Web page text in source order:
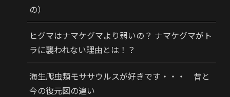
の）
ヒグマはナマケグマより弱いの？ ナマケグマがト
ラに襲われない理由とは！？
海生爬虫類モササウルスが好きです・・・ 昔と
今の復元図の違い